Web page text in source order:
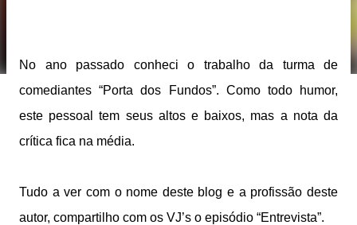
No ano passado conheci o trabalho da turma de
comediantes “Porta dos Fundos”. Como todo humor,
este pessoal tem seus altos e baixos, mas a nota da
crítica fica na média.
Tudo a ver com o nome deste blog e a profissão deste
autor, compartilho com os VJ’s o episódio “Entrevista”.